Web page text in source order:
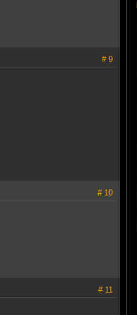
# 9
# 10
# 11